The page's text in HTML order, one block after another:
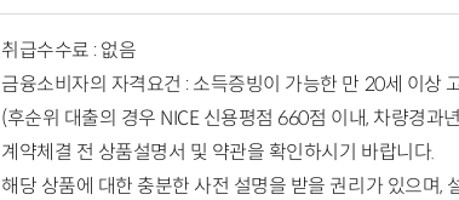
취급수수료 : 없음
금융소비자의 자격요건 : 소득증빙이 가능한 만 20세 이상
(후순위 대출의 경우 NICE 신용평점 660점 이내, 차량경과
계약체결 전 상품설명서 및 약관을 확인하시기 바랍니다.
해당 상품에 대한 충분한 사전 설명을 받을 권리가 있으며,